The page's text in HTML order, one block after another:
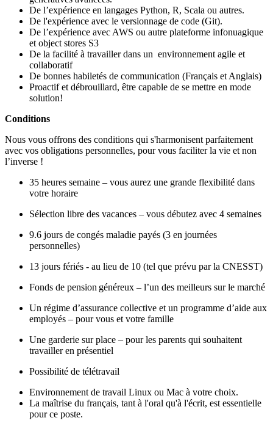
De l’expérience en langages Python, R, Scala ou autres.
De l'expérience avec le versionnage de code (Git).
De l’expérience avec AWS ou autre plateforme infonuagique
et object stores S3
De la facilité à travailler dans un environnement agile et
collaboratif
De bonnes habiletés de communication (Français et Anglais)
Proactif et débrouillard, être capable de se mettre en mode
solution!
Conditions
Nous vous offrons des conditions qui s'harmonisent parfaitement
avec vos obligations personnelles, pour vous faciliter la vie et non
l’inverse !
35 heures semaine – vous aurez une grande flexibilité dans
votre horaire
Sélection libre des vacances – vous débutez avec 4 semaines
9.6 jours de congés maladie payés (3 en journées
personnelles)
13 jours fériés - au lieu de 10 (tel que prévu par la CNESST)
Fonds de pension généreux – l’un des meilleurs sur le marché
Un régime d’assurance collective et un programme d’aide aux
employés – pour vous et votre famille
Une garderie sur place – pour les parents qui souhaitent
travailler en présentiel
Possibilité de télétravail
Environnement de travail Linux ou Mac à votre choix.
La maîtrise du français, tant à l'oral qu'à l'écrit, est essentielle
pour ce poste.